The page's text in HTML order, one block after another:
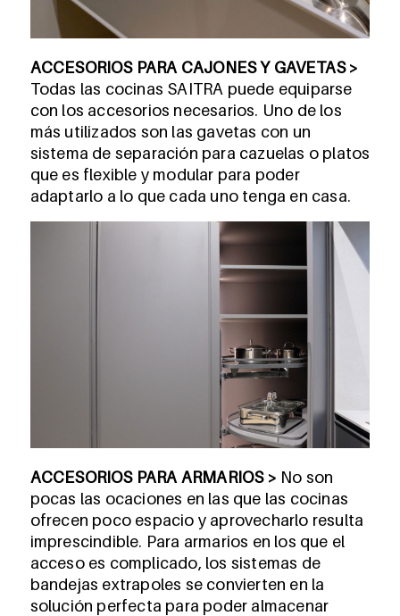
ACCESORIOS PARA CAJONES Y GAVETAS >
Todas las cocinas SAITRA puede equiparse
con los accesorios necesarios. Uno de los
más utilizados son las gavetas con un
sistema de separación para cazuelas o platos
que es flexible y modular para poder
adaptarlo a lo que cada uno tenga en casa.
ACCESORIOS PARA ARMARIOS > No son
pocas las ocaciones en las que las cocinas
ofrecen poco espacio y aprovecharlo resulta
imprescindible. Para armarios en los que el
acceso es complicado, los sistemas de
bandejas extrapoles se convierten en la
solución perfecta para poder almacenar